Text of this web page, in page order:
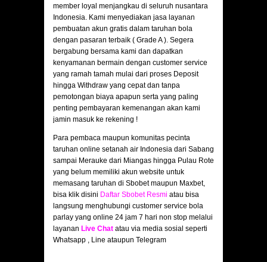
member loyal menjangkau di seluruh nusantara
Indonesia. Kami menyediakan jasa layanan
pembuatan akun gratis dalam taruhan bola
dengan pasaran terbaik ( Grade A ). Segera
bergabung bersama kami dan dapatkan
kenyamanan bermain dengan customer service
yang ramah tamah mulai dari proses Deposit
hingga Withdraw yang cepat dan tanpa
pemotongan biaya apapun serta yang paling
penting pembayaran kemenangan akan kami
jamin masuk ke rekening !
Para pembaca maupun komunitas pecinta
taruhan online setanah air Indonesia dari Sabang
sampai Merauke dari Miangas hingga Pulau Rote
yang belum memiliki akun website untuk
memasang taruhan di Sbobet maupun Maxbet,
bisa klik disini Daftar Sbobet Resmi atau bisa
langsung menghubungi customer service bola
parlay yang online 24 jam 7 hari non stop melalui
layanan Live Chat atau via media sosial seperti
Whatsapp , Line ataupun Telegram